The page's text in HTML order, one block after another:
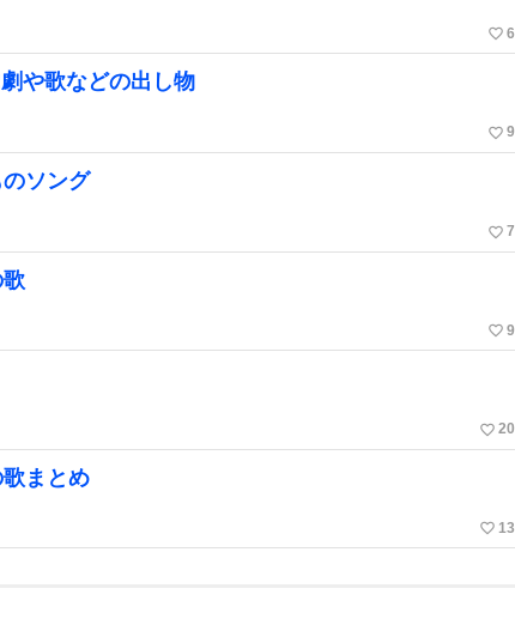
favorite_border 6
や歌などの出し物
favorite_border 9
ソング
favorite_border 7
歌
favorite_border 9
favorite_border 20
まとめ
favorite_border 13